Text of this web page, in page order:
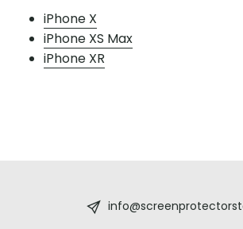
iPhone X
iPhone XS Max
iPhone XR